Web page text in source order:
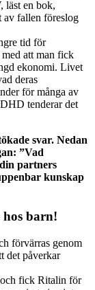
läst en bok,
av fallen föreslog
tid för
att man fick
ekonomi. Livet
deras
för många av
tenderar det
svar. Nedan
”Vad
partners
kunskap
barn!
förvärras genom
det påverkar
fick Ritalin för